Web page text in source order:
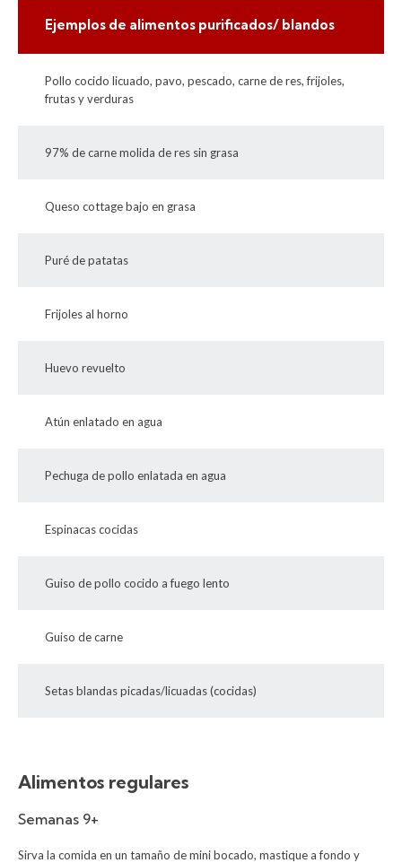
Ejemplos de alimentos purificados/ blandos
Pollo cocido licuado, pavo, pescado, carne de res, frijoles,
frutas y verduras
97% de carne molida de res sin grasa
Queso cottage bajo en grasa
Puré de patatas
Frijoles al horno
Huevo revuelto
Atún enlatado en agua
Pechuga de pollo enlatada en agua
Espinacas cocidas
Guiso de pollo cocido a fuego lento
Guiso de carne
Setas blandas picadas/licuadas (cocidas)
Alimentos regulares
Semanas 9+
Sirva la comida en un tamaño de mini bocado, mastique a fondo y